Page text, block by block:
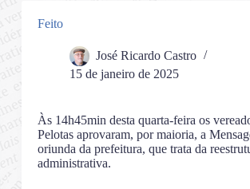
Feito
José Ricardo Castro
15 de janeiro de 2025
Às 14h45min desta quarta-feira os
Pelotas aprovaram, por maioria, a
oriunda da prefeitura, que trata da
administrativa.